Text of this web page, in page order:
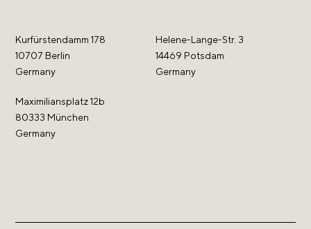
Kurfürstendamm 178
10707 Berlin
Germany
Helene-Lange-Str. 3
14469 Potsdam
Germany
Maximiliansplatz 12b
80333 München
Germany